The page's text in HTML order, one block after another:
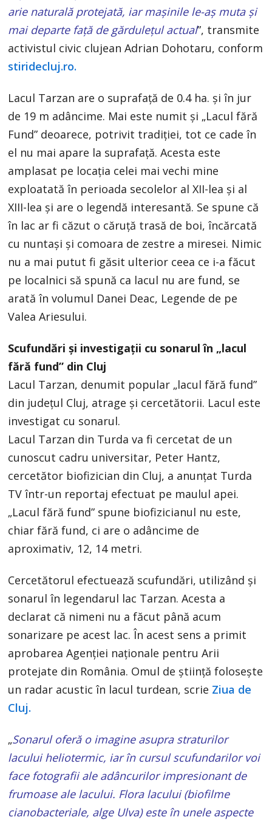
arie naturală protejată, iar mașinile le-aș muta și
mai departe față de gărdulețul actual”, transmite
activistul civic clujean Adrian Dohotaru, conform
stiridecluj.ro.
Lacul Tarzan are o suprafață de 0.4 ha. și în jur
de 19 m adâncime. Mai este numit și „Lacul fără
Fund” deoarece, potrivit tradiției, tot ce cade în
el nu mai apare la suprafață. Acesta este
amplasat pe locația celei mai vechi mine
exploatată în perioada secolelor al XII-lea și al
XIII-lea și are o legendă interesantă. Se spune că
în lac ar fi căzut o căruță trasă de boi, încărcată
cu nuntași și comoara de zestre a miresei. Nimic
nu a mai putut fi găsit ulterior ceea ce i-a făcut
pe localnici să spună ca lacul nu are fund, se
arată în volumul Danei Deac, Legende de pe
Valea Ariesului.
Scufundări şi investigaţii cu sonarul în „lacul
fără fund” din Cluj
Lacul Tarzan, denumit popular „lacul fără fund”
din judeţul Cluj, atrage şi cercetătorii. Lacul este
investigat cu sonarul.
Lacul Tarzan din Turda va fi cercetat de un
cunoscut cadru universitar, Peter Hantz,
cercetător biofizician din Cluj, a anunţat Turda
TV într-un reportaj efectuat pe maulul apei.
„Lacul fără fund” spune biofizicianul nu este,
chiar fără fund, ci are o adâncime de
aproximativ, 12, 14 metri.
Cercetătorul efectuează scufundări, utilizând şi
sonarul în legendarul lac Tarzan. Acesta a
declarat că nimeni nu a făcut până acum
sonarizare pe acest lac. În acest sens a primit
aprobarea Agenției naționale pentru Arii
protejate din România. Omul de știință folosește
un radar acustic în lacul turdean, scrie Ziua de
Cluj.
„Sonarul oferă o imagine asupra straturilor
lacului heliotermic, iar în cursul scufundarilor voi
face fotografii ale adâncurilor impresionant de
frumoase ale lacului. Flora lacului (biofilme
cianobacteriale, alge Ulva) este în unele aspecte